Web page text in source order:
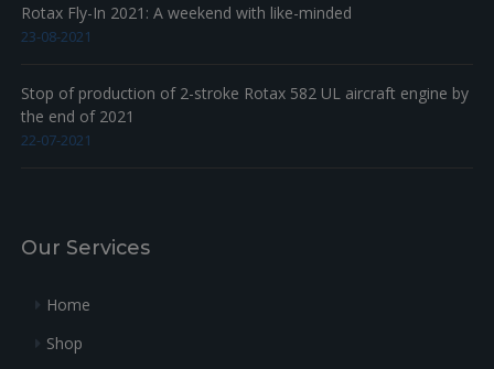
Rotax Fly-In 2021: A weekend with like-minded
23-08-2021
Stop of production of 2-stroke Rotax 582 UL aircraft engine by
the end of 2021
22-07-2021
Our Services
Home
Shop